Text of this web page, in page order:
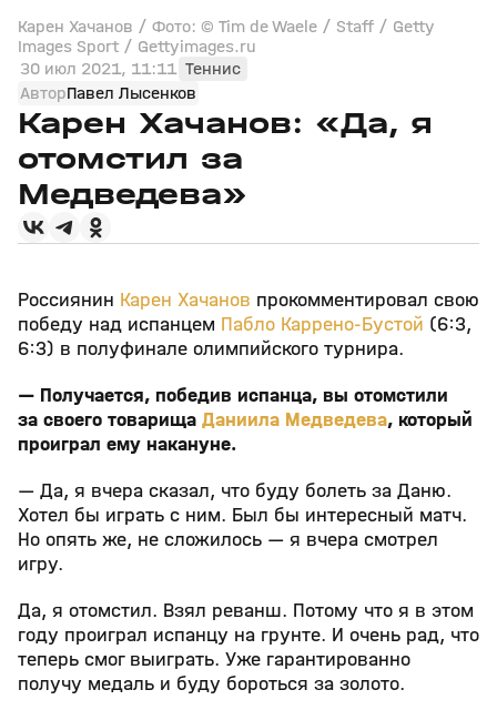
Карен Хачанов / Фото: © Tim de Waele / Staff / Getty
Images Sport / Gettyimages.ru
30 июл 2021, 11:11 Теннис
АвторПавел Лысенков
Карен Хачанов: «Да, я
отомстил за
Медведева»
Россиянин Карен Хачанов прокомментировал свою
победу над испанцем Пабло Каррено-Бустой (6:3,
6:3) в полуфинале олимпийского турнира.
— Получается, победив испанца, вы отомстили
за своего товарища Даниила Медведева, который
проиграл ему накануне.
— Да, я вчера сказал, что буду болеть за Даню.
Хотел бы играть с ним. Был бы интересный матч.
Но опять же, не сложилось — я вчера смотрел
игру.
Да, я отомстил. Взял реванш. Потому что я в этом
году проиграл испанцу на грунте. И очень рад, что
теперь смог выиграть. Уже гарантированно
получу медаль и буду бороться за золото.